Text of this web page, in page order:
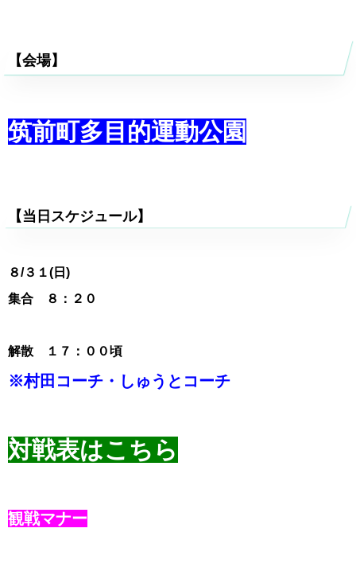
【会場】
筑前町多目的運動公園
【当日スケジュール】
８/３１(日)
集合 ８：２０
解散 １７：００頃
※村田コーチ・しゅうとコーチ
対戦表はこちら
観戦マナー